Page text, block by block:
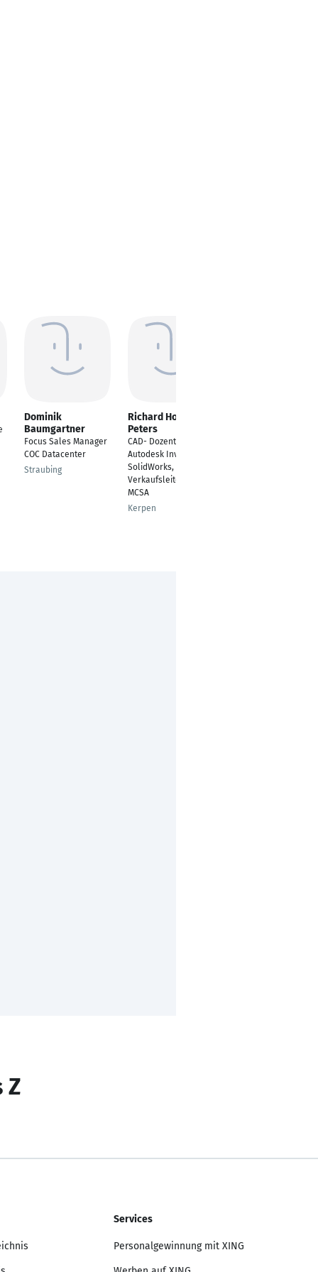
Dominik
Baumgartner
Focus Sales Manager
COC Datacenter
Straubing
Richard Horst
Peters
CAD- Dozent,
Autodesk Inventor,
SolidWorks, CATIA V5,
Verkaufsleiter, MCSE,
MCSA
Kerpen
Z
Services
Personalgewinnung mit XING